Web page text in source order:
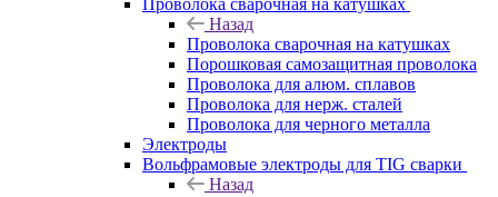
Проволока сварочная на катушках
Назад
Проволока сварочная на катушках
Порошковая самозащитная проволока
Проволока для алюм. сплавов
Проволока для нерж. сталей
Проволока для черного металла
Электроды
Вольфрамовые электроды для TIG сварки
Назад